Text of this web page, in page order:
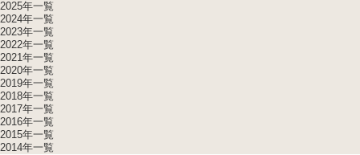
2025年一覧
2024年一覧
2023年一覧
2022年一覧
2021年一覧
2020年一覧
2019年一覧
2018年一覧
2017年一覧
2016年一覧
2015年一覧
2014年一覧